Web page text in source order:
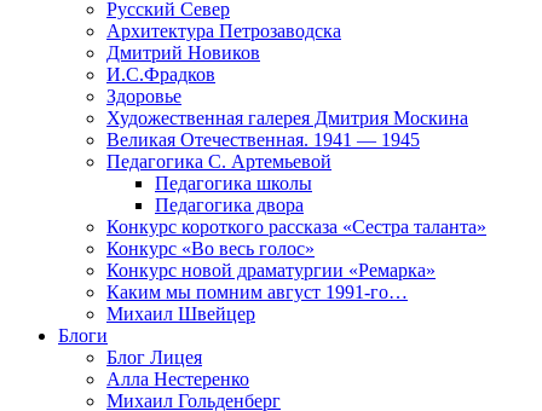
Русский Север
Архитектура Петрозаводска
Дмитрий Новиков
И.С.Фрадков
Здоровье
Художественная галерея Дмитрия Москина
Великая Отечественная. 1941 — 1945
Педагогика С. Артемьевой
Педагогика школы
Педагогика двора
Конкурс короткого рассказа «Сестра таланта»
Конкурс «Во весь голос»
Конкурс новой драматургии «Ремарка»
Каким мы помним август 1991-го…
Михаил Швейцер
Блоги
Блог Лицея
Алла Нестеренко
Михаил Гольденберг